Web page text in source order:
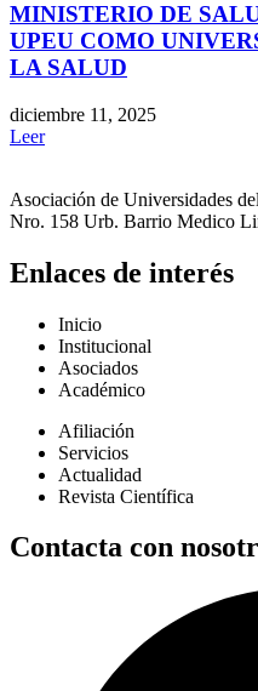
MINISTERIO DE
UPEU COMO
LA SALUD
diciembre 11, 2025
Leer
Asociación de Universidades
Nro. 158 Urb. Barrio Medico
Enlaces de interés
Inicio
Institucional
Asociados
Académico
Afiliación
Servicios
Actualidad
Revista Científica
Contacta con